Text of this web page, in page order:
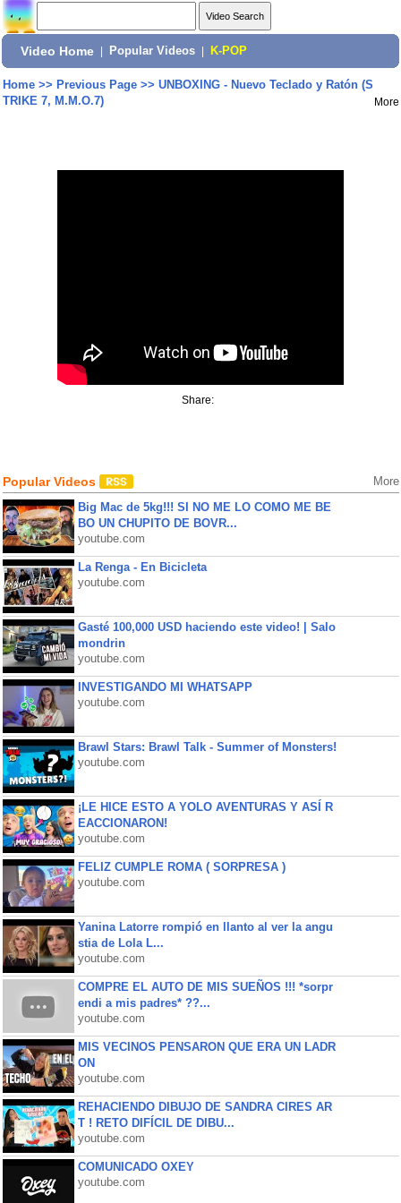
Video Home Popular Videos K-POP
Home>> Previous Page>> UNBOXING - Nuevo Teclado y Ratón (S
TRIKE 7, M.M.O.7)
More
Share:
Popular Videos More
Big Mac de 5kg!!! SI NO ME LO COMO ME BE
BO UN CHUPITO DE BOVR...
youtube.com
La Renga - En Bicicleta
youtube.com
Gasté 100,000 USD haciendo este video! | Salo
mondrin
youtube.com
INVESTIGANDO MI WHATSAPP
youtube.com
Brawl Stars: Brawl Talk - Summer of Monsters!
youtube.com
¡LE HICE ESTO A YOLO AVENTURAS Y ASÍ R
EACCIONARON!
youtube.com
FELIZ CUMPLE ROMA ( SORPRESA )
youtube.com
Yanina Latorre rompió en llanto al ver la angu
stia de Lola L...
youtube.com
COMPRE EL AUTO DE MIS SUEÑOS !!! *sorpr
endi a mis padres* ??...
youtube.com
MIS VECINOS PENSARON QUE ERA UN LADR
ON
youtube.com
REHACIENDO DIBUJO DE SANDRA CIRES AR
T ! RETO DIFÍCIL DE DIBU...
youtube.com
COMUNICADO OXEY
youtube.com